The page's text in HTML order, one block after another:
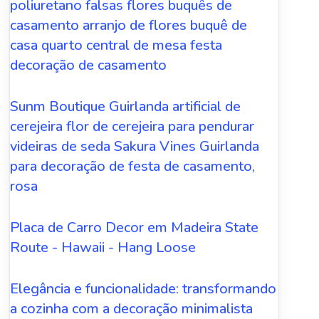
poliuretano falsas flores buquês de
casamento arranjo de flores buquê de
casa quarto central de mesa festa
decoração de casamento
Sunm Boutique Guirlanda artificial de
cerejeira flor de cerejeira para pendurar
videiras de seda Sakura Vines Guirlanda
para decoração de festa de casamento,
rosa
Placa de Carro Decor em Madeira State
Route - Hawaii - Hang Loose
Elegância e funcionalidade: transformando
a cozinha com a decoração minimalista